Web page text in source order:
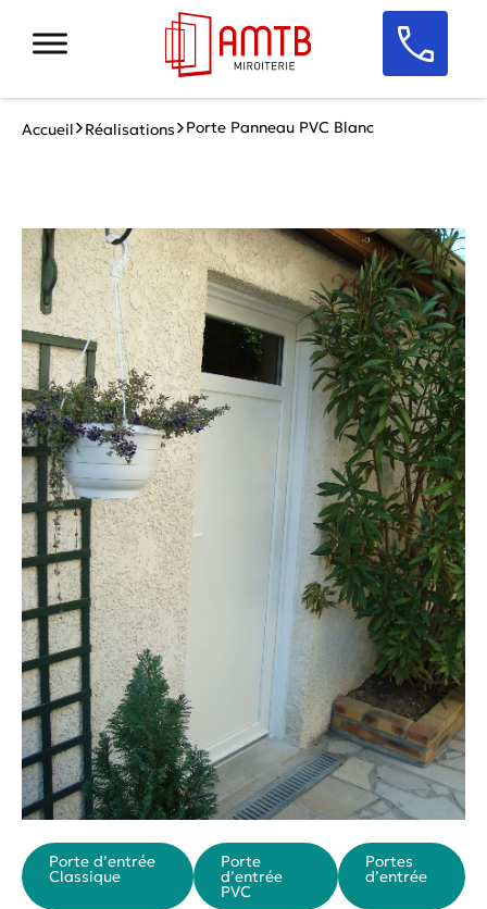
Accueil Réalisations Porte Panneau PVC Blanc
Porte d’entrée
Classique
Porte
d’entrée
PVC
Portes
d’entrée